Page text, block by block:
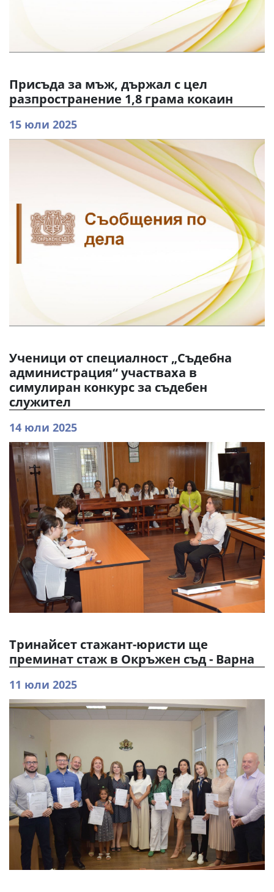
Присъда за мъж, държал с цел
разпространение 1,8 грама кокаин
15 юли 2025
Ученици от специалност „Съдебна
администрация“ участваха в
симулиран конкурс за съдебен
служител
14 юли 2025
Тринайсет стажант-юристи ще
преминат стаж в Окръжен съд - Варна
11 юли 2025